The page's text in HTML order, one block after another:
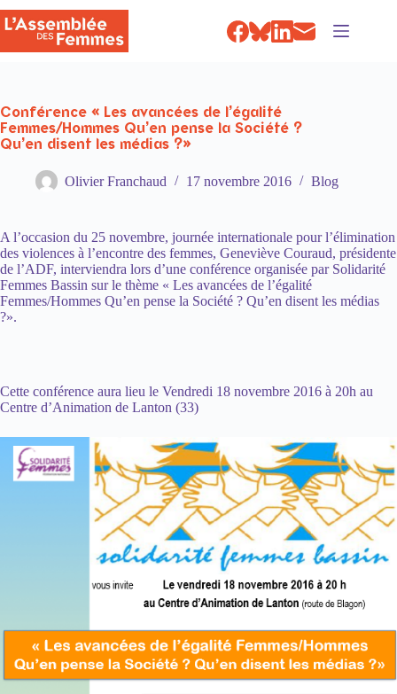
Passer
au
contenu
Conférence « Les avancées de l’égalité
Femmes/Hommes Qu’en pense la Société ?
Qu’en disent les médias ?»
Olivier Franchaud 17 novembre 2016 Blog
A l’occasion du 25 novembre, journée internationale pour l’élimination
des violences à l’encontre des femmes, Geneviève Couraud, présidente
de l’ADF, interviendra lors d’une conférence organisée par Solidarité
Femmes Bassin sur le thème « Les avancées de l’égalité
Femmes/Hommes Qu’en pense la Société ? Qu’en disent les médias
?».
Cette conférence aura lieu le Vendredi 18 novembre 2016 à 20h au
Centre d’Animation de Lanton (33)